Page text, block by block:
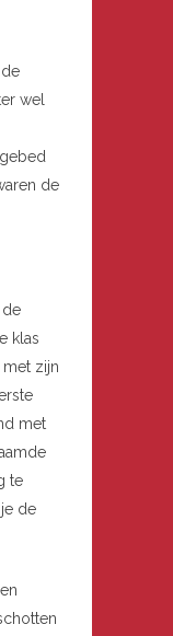
wel
de
klas
zijn
met
te
de